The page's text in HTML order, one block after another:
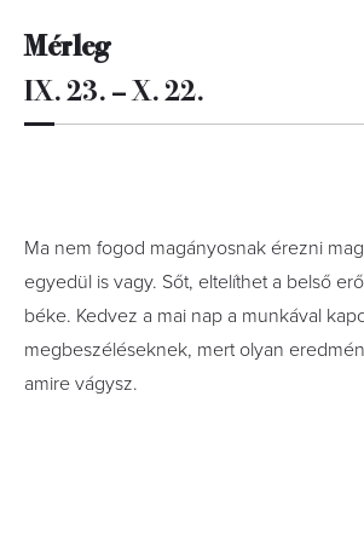
Mérleg
IX. 23. – X. 22.
Ma nem fogod magányosnak érezni
egyedül is vagy. Sőt, eltelíthet a belső
béke. Kedvez a mai nap a munkával
megbeszéléseknek, mert olyan
amire vágysz.